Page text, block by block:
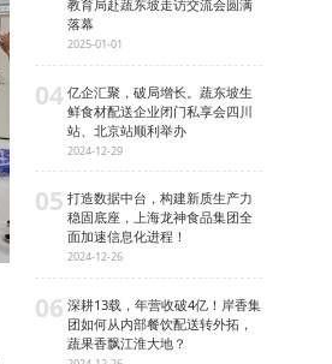
教育局赴蔬东坡走访交流会圆满
落幕
2025-01-01
04 亿企汇聚，破局增长。蔬东坡生
鲜食材配送企业闭门私享会四川
站、北京站顺利举办
2024-12-29
05 打造数据中台，构建新质生产力
稳固底座，上海龙神食品集团全
面加速信息化进程！
2024-12-26
06 深耕13载，年营收破4亿！岸香集
团如何从内部餐饮配送转外拓，
蔬果香飘江淮大地？